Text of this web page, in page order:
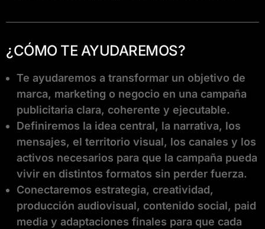
¿CÓMO TE AYUDAREMOS?
Te ayudaremos a transformar un objetivo de
marca, marketing o negocio en una campaña
publicitaria clara, coherente y ejecutable.
Definiremos la idea central, la narrativa, los
mensajes, el territorio visual, los canales y los
activos necesarios para que la campaña pueda
vivir en distintos formatos sin perder fuerza.
Conectaremos estrategia, creatividad,
producción audiovisual, contenido social, paid
media y adaptaciones finales para que cada